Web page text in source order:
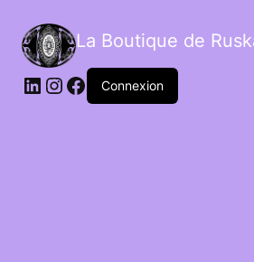
La Boutique de
Connexion